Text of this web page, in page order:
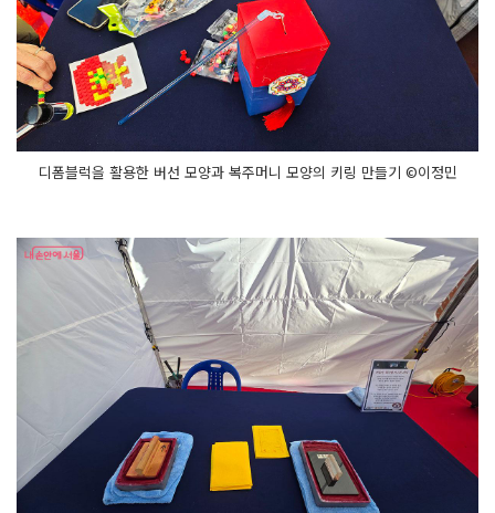
디폼블럭을 활용한 버선 모양과 복주머니 모양의 키링 만들기 ©이정민